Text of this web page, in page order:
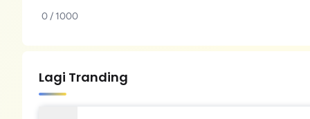
0 / 1000
Lagi Tranding